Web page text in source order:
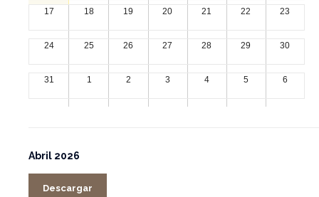
17
18 19 20 21 22 23
24 25 26 27 28 29 30
31 1 2 3 4 5 6
Abril 2026
Descargar